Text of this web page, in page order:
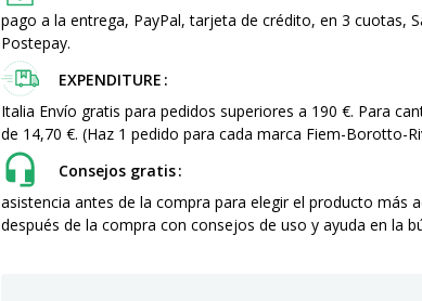
pago a la entrega, PayPal, tarjeta de crédito, en 3 cuotas,
Postepay.
EXPENDITURE
Italia Envío gratis para pedidos superiores a 190 €. Para
de 14,70 €. (Haz 1 pedido para cada marca Fiem-Borotto-
Consejos gratis
asistencia antes de la compra para elegir el producto más
después de la compra con consejos de uso y ayuda en la